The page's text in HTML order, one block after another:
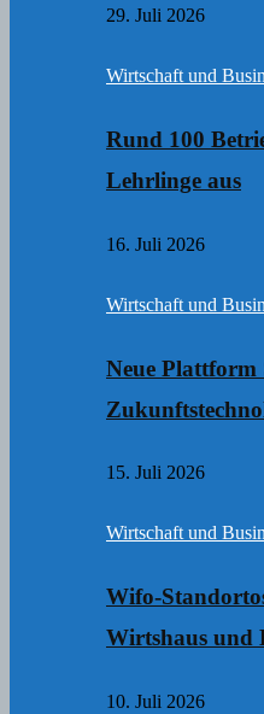
29. Juli 2026
Wirtschaft und
Rund 100
Lehrlinge aus
16. Juli 2026
Wirtschaft und
Neue Plattform
15. Juli 2026
Wirtschaft und
Wifo-
Wirtshaus und
10. Juli 2026